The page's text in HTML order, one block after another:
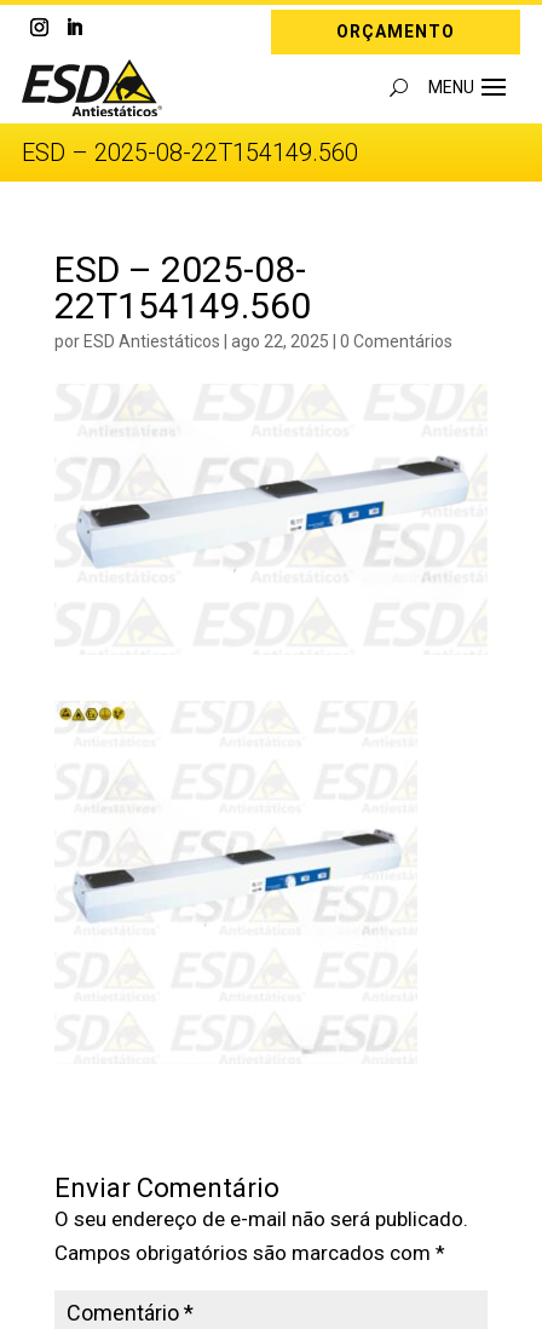
ORÇAMENTO
ESD – 2025-08-22T154149.560
ESD – 2025-08-
22T154149.560
porESD Antiestáticos | ago 22, 2025 | 0 Comentários
Enviar Comentário
O seu endereço de e-mail não será publicado.
Campos obrigatórios são marcados com *